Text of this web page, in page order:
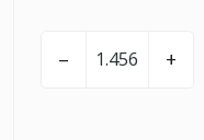
– +